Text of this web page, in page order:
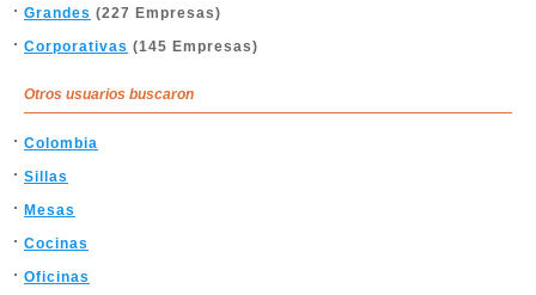
Grandes (227 Empresas)
Corporativas (145 Empresas)
Otros usuarios buscaron
Colombia
Sillas
Mesas
Cocinas
Oficinas